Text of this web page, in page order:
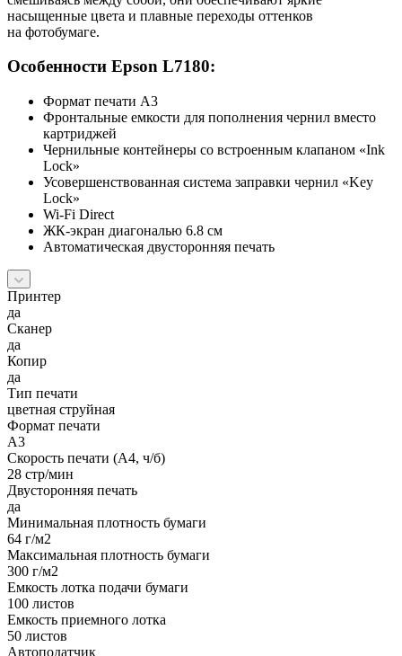
насыщенные цвета и плавные переходы оттенков
на фотобумаге.
Особенности Epson L7180:
Формат печати А3
Фронтальные емкости для пополнения чернил вместо
картриджей
Чернильные контейнеры со встроенным клапаном «Ink
Lock»
Усовершенствованная система заправки чернил «Key
Lock»
Wi-Fi Direct
ЖК-экран диагональю 6.8 см
Автоматическая двусторонняя печать
Принтер
да
Сканер
да
Копир
да
Тип печати
цветная струйная
Формат печати
A3
Скорость печати (А4, ч/б)
28 стр/мин
Двусторонняя печать
да
Минимальная плотность бумаги
64 г/м2
Максимальная плотность бумаги
300 г/м2
Емкость лотка подачи бумаги
100 листов
Емкость приемного лотка
50 листов
Автоподатчик